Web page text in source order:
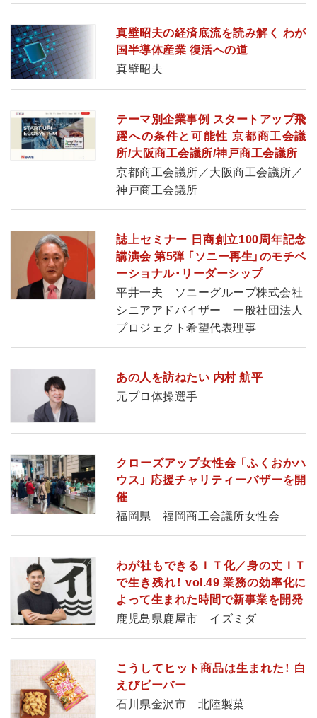
真壁昭夫の経済底流を読み解く わが
国半導体産業 復活への道
真壁昭夫
テーマ別企業事例 スタートアップ飛
躍への条件と可能性 京都商工会議
所/大阪商工会議所/神戸商工会議所
京都商工会議所／大阪商工会議所／
神戸商工会議所
誌上セミナー 日商創立100周年記念
講演会 第5弾 「ソニー再生」のモチベ
ーショナル・リーダーシップ
平井一夫 ソニーグループ株式会社
シニアアドバイザー 一般社団法人
プロジェクト希望代表理事
あの人を訪ねたい 内村 航平
元プロ体操選手
クローズアップ女性会 「ふくおかハ
ウス」 応援チャリティーバザーを開
催
福岡県 福岡商工会議所女性会
わが社もできるＩＴ化／身の丈ＩＴ
で生き残れ！ vol.49 業務の効率化に
よって生まれた時間で新事業を開発
鹿児島県鹿屋市 イズミダ
こうしてヒット商品は生まれた！ 白
えびビーバー
石川県金沢市 北陸製菓